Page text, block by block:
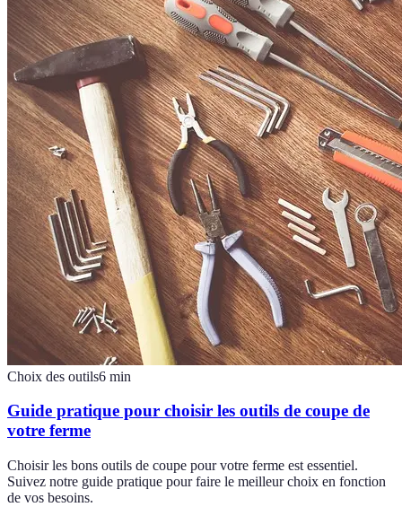
Choix des outils6 min
Guide pratique pour choisir les outils de coupe de
votre ferme
Choisir les bons outils de coupe pour votre ferme est essentiel.
Suivez notre guide pratique pour faire le meilleur choix en fonction
de vos besoins.